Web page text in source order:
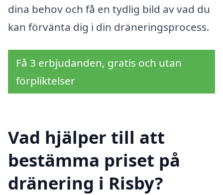
dina behov och få en tydlig bild av vad du
kan förvänta dig i din dräneringsprocess.
Få 3 erbjudanden, gratis och utan
förpliktelser
Vad hjälper till att
bestämma priset på
dränering i Risby?